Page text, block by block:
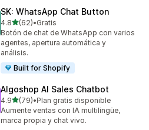
SK: WhatsApp Chat Button
4.8de 5 estrellas
(62)
62 reseñas en total
•Gratis
Botón de chat de WhatsApp con varios
agentes, apertura automática y
análisis.
Built for Shopify
Algoshop AI Sales Chatbot
4.9de 5 estrellas
(79)
79 reseñas en total
•Plan gratis disponible
Aumente ventas con IA multilingüe,
marca propia y chat vivo.